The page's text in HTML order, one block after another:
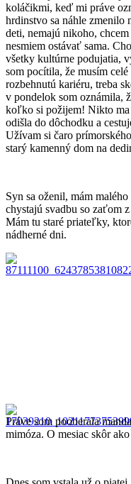
koláčikmi, keď mi práve
hrdinstvo sa náhle
deti, nemajú nikoho,
nesmiem ostávať sama.
všetky kultúrne podujatia,
som pocítila, že musím
rozbehnutú kariéru, treba
v pondelok som oznámila,
koľko si požijem! Nikto ma
odišla do dôchodku a
Užívam si čaro
starý kamenný dom na
Syn sa oženil, mám
chystajú svadbu so zaťom
Mám tu staré priateľky,
nádherné dni.
Práve som pooberala
mimóza. O mesiac skôr